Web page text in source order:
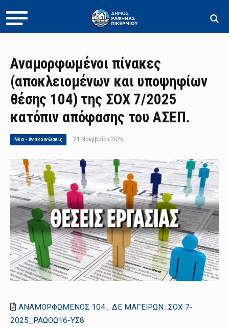
Αναμορφωμένοι πίνακες
(αποκλειομένων και υποψηφίων
θέσης 104) της ΣΟΧ 7/2025
κατόπιν απόφασης του ΑΣΕΠ.
Νέα - Ανακοινώσεις 21 Νοεμβρίου 2025
ΑΝΑΜΟΡΦΩΜΕΝΟΣ 104_ ΔΕ ΜΑΓΕΙΡΩΝ_ΣΟΧ 7-
2025_ΡΑΩΟΩ16-ΥΣ8